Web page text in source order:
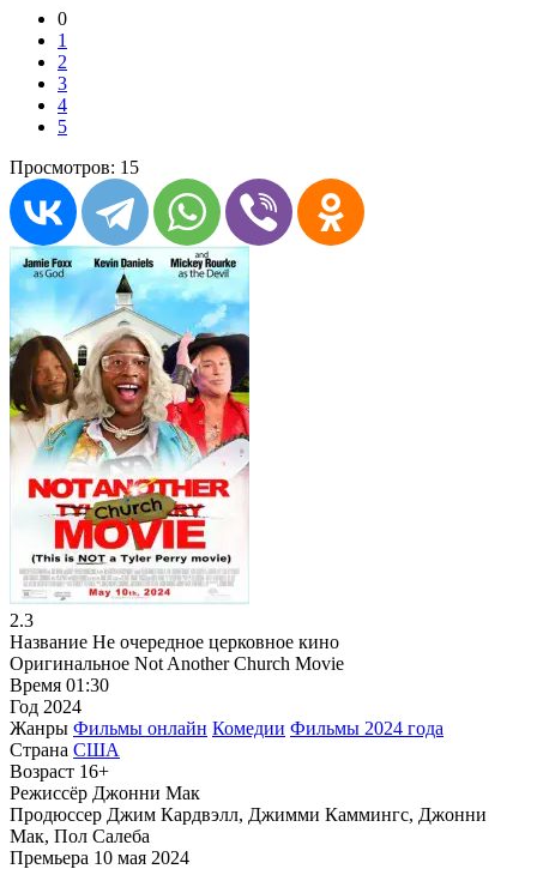
0
1
2
3
4
5
Просмотров: 15
2.3
Название Не очередное церковное кино
Оригинальное Not Another Church Movie
Время 01:30
Год 2024
Жанры Фильмы онлайн Комедии Фильмы 2024 года
Страна США
Возраст 16+
Режиссёр Джонни Мак
Продюссер Джим Кардвэлл, Джимми Каммингс, Джонни
Мак, Пол Салеба
Премьера 10 мая 2024